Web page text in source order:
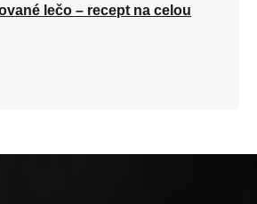
lečo – recept na celou